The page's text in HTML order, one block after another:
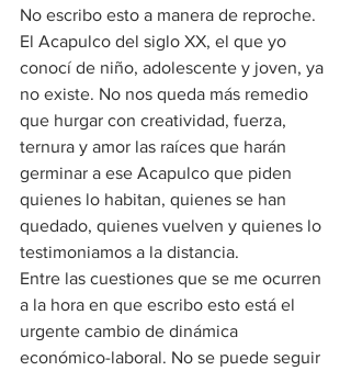
No escribo esto a manera de reproche.
El Acapulco del siglo XX, el que yo
conocí de niño, adolescente y joven, ya
no existe. No nos queda más remedio
que hurgar con creatividad, fuerza,
ternura y amor las raíces que harán
germinar a ese Acapulco que piden
quienes lo habitan, quienes se han
quedado, quienes vuelven y quienes lo
testimoniamos a la distancia.
Entre las cuestiones que se me ocurren
a la hora en que escribo esto está el
urgente cambio de dinámica
económico-laboral. No se puede seguir